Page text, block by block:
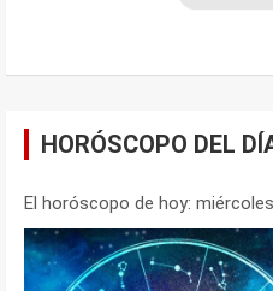
HORÓSCOPO DEL
El horóscopo de hoy: